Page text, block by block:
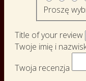
Proszę
Title of your review
Twoje imię i
Twoja recenzja